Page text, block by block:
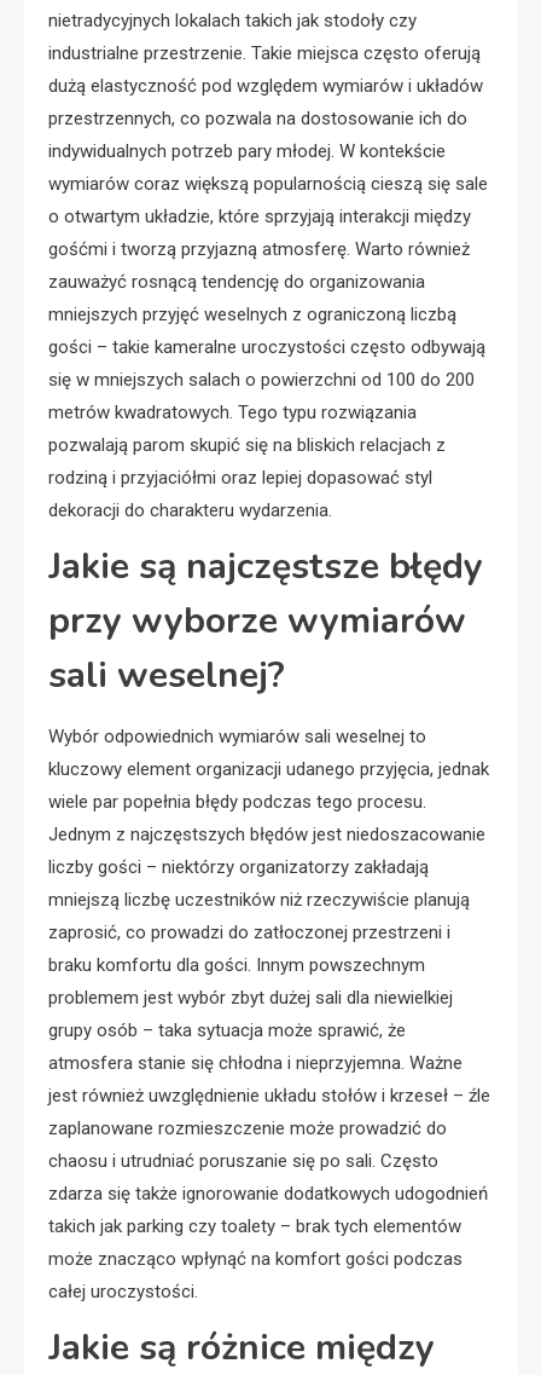
nietradycyjnych lokalach takich jak stodoły czy
industrialne przestrzenie. Takie miejsca często oferują
dużą elastyczność pod względem wymiarów i układów
przestrzennych, co pozwala na dostosowanie ich do
indywidualnych potrzeb pary młodej. W kontekście
wymiarów coraz większą popularnością cieszą się sale
o otwartym układzie, które sprzyjają interakcji między
gośćmi i tworzą przyjazną atmosferę. Warto również
zauważyć rosnącą tendencję do organizowania
mniejszych przyjęć weselnych z ograniczoną liczbą
gości – takie kameralne uroczystości często odbywają
się w mniejszych salach o powierzchni od 100 do 200
metrów kwadratowych. Tego typu rozwiązania
pozwalają parom skupić się na bliskich relacjach z
rodziną i przyjaciółmi oraz lepiej dopasować styl
dekoracji do charakteru wydarzenia.
Jakie są najczęstsze błędy
przy wyborze wymiarów
sali weselnej?
Wybór odpowiednich wymiarów sali weselnej to
kluczowy element organizacji udanego przyjęcia, jednak
wiele par popełnia błędy podczas tego procesu.
Jednym z najczęstszych błędów jest niedoszacowanie
liczby gości – niektórzy organizatorzy zakładają
mniejszą liczbę uczestników niż rzeczywiście planują
zaprosić, co prowadzi do zatłoczonej przestrzeni i
braku komfortu dla gości. Innym powszechnym
problemem jest wybór zbyt dużej sali dla niewielkiej
grupy osób – taka sytuacja może sprawić, że
atmosfera stanie się chłodna i nieprzyjemna. Ważne
jest również uwzględnienie układu stołów i krzeseł – źle
zaplanowane rozmieszczenie może prowadzić do
chaosu i utrudniać poruszanie się po sali. Często
zdarza się także ignorowanie dodatkowych udogodnień
takich jak parking czy toalety – brak tych elementów
może znacząco wpłynąć na komfort gości podczas
całej uroczystości.
Jakie są różnice między